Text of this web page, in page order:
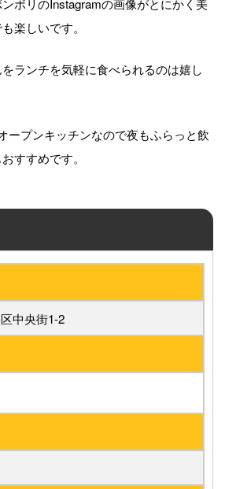
楽しいです。
ランチを気軽に食べられるのは嬉し
ープンキッチンなので夜もふらっと飲
すすめです。
中央街1-2